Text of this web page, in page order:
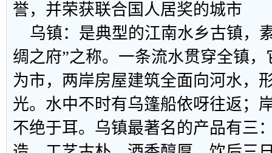
誉，并荣获联合国人居奖的城市
乌镇：是典型的江南水乡古镇，
绸之府”之称。一条流水贯穿全镇
为市，两岸房屋建筑全面向河水，
光。水中不时有乌篷船依呀往返；
不绝于耳。乌镇最著名的产品有三